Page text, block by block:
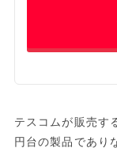
テスコムが販売
円台の製品であり